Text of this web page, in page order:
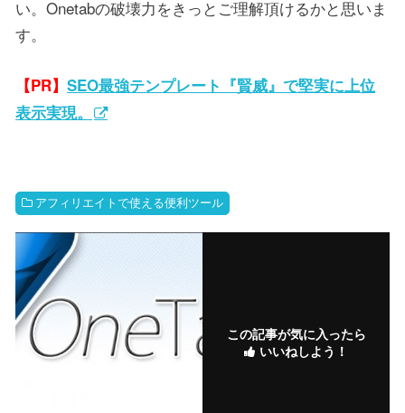
い。Onetabの破壊力をきっとご理解頂けるかと思いま
す。
【PR】 SEO最強テンプレート『賢威』で堅実に上位
表示実現。
アフィリエイトで使える便利ツール
この記事が気に入ったら
いいねしよう！